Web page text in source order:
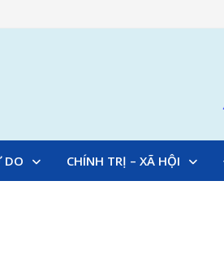
DO CHÍNH TRỊ – XÃ HỘI